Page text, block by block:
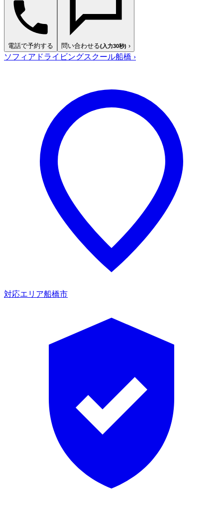
電話で予約する 問い合わせる(入力30秒) ›
ソフィアドライビングスクール船橋 ›
対応エリア船橋市